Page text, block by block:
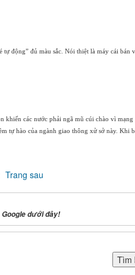
động” đủ màu sắc. Nói thiệt là máy cái
khiến các nước phải ngã mũ cúi chào vì
hào của ngành giao thông xử sở này. Khi
Trang sau
dưới đây!